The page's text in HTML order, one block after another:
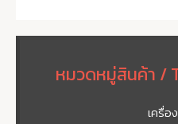
หมวดหมู่สินค้า /
เครื่